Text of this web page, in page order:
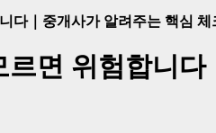
다｜중개사가 알려주는 핵심 체
르면 위험합니